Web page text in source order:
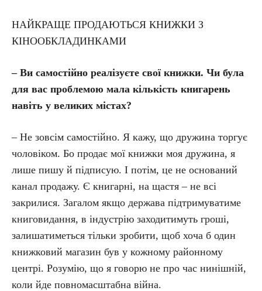
НАЙКРАЩЕ ПРОДАЮТЬСЯ КНИЖКИ З
КІНООБКЛАДИНКАМИ
– Ви самостійно реалізуєте свої книжки. Чи була
для вас проблемою мала кількість книгарень
навіть у великих містах?
– Не зовсім самостійно. Я кажу, що дружина торгує
чоловіком. Бо продає мої книжки моя дружина, я
лише пишу й підписую. І потім, це не оснований
канал продажу. Є книгарні, на щастя – не всі
закрилися. Загалом якщо держава підтримуватиме
книговидання, в індустрію заходитимуть гроші,
залишатиметься тільки зробити, щоб хоча б один
книжковий магазин був у кожному районному
центрі. Розумію, що я говорю не про час нинішній,
коли йде повномасштабна війна.